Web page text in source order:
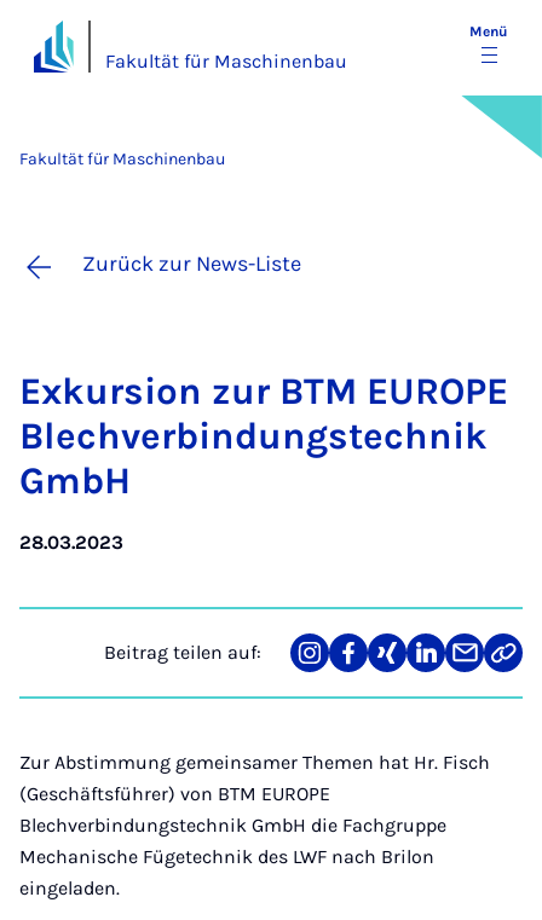
Fakultät für Maschinenbau
Menü
Fakultät für Maschinenbau
Zurück zur News-Liste
Ex­kur­si­on zur BTM EU­RO­PE
Blech­ver­bin­dungs­tech­nik
GmbH
28.03.2023
Beitrag teilen auf:
Teilen
auf
Teilen
auf
Teilen
auf
Teilen
auf
Teilen
über
Mail
Link
Zur Abstimmung gemeinsamer Themen hat Hr. Fisch
(Geschäftsführer) von BTM EUROPE
Blechverbindungstechnik GmbH die Fachgruppe
Mechanische Fügetechnik des LWF nach Brilon
eingeladen.